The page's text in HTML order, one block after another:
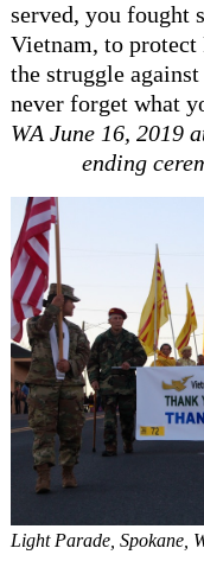
served, you fought
Vietnam, to protect
the struggle
never forget what
WA June 16, 2019
ending
Light Parade, Spokane,